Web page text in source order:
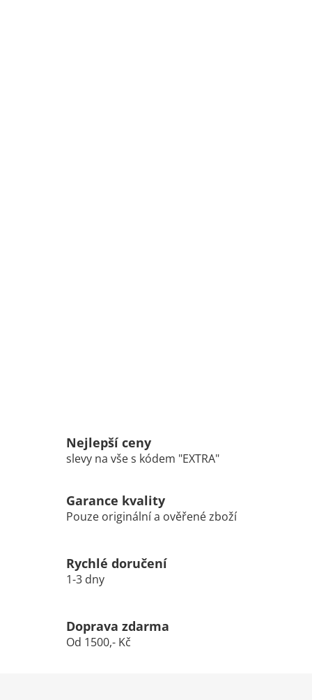
Nejlepší ceny
slevy na vše s kódem "EXTRA"
Garance kvality
Pouze originální a ověřené zboží
Rychlé doručení
1-3 dny
Doprava zdarma
Od 1500,- Kč